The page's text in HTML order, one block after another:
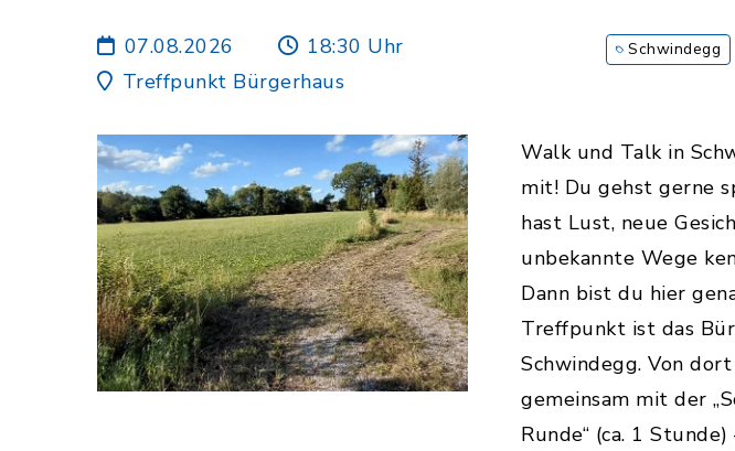
07.08.2026
18:30 Uhr
Treffpunkt Bürgerhaus
Schwindegg
Walk und Talk in
mit! Du gehst gerne
hast Lust, neue
unbekannte Wege
Dann bist du hier
Treffpunkt ist das
Schwindegg. Von
gemeinsam mit der
Runde“ (ca. 1